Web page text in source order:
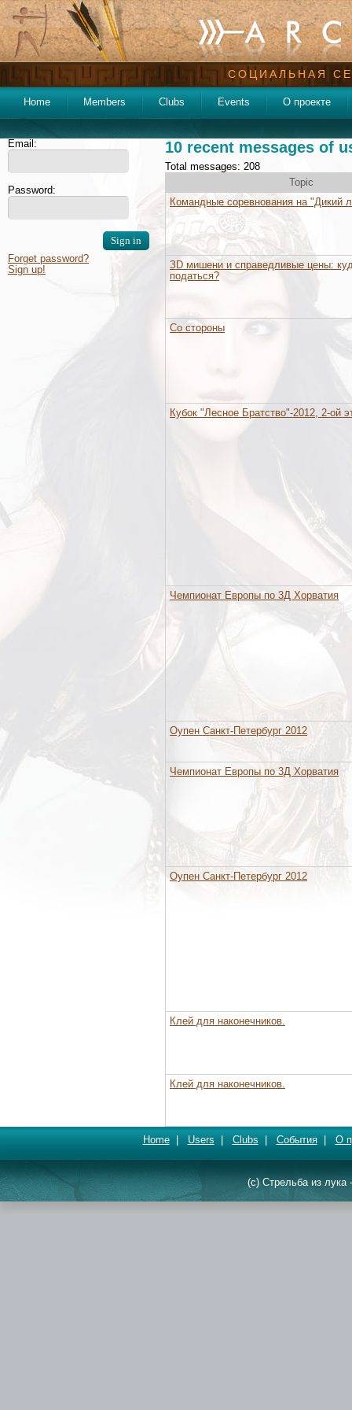
СОЦИАЛЬНАЯ
Home Members Clubs Events О проекте
Email:
Password:
Forget password?
Sign up!
10 recent messages of
Total messages: 208
Topic
Командные соревнования на "Дикий
ЗD мишени и справедливые цены:
податься?
Со стороны
Кубок "Лесное Братство"-2012, 2-ой
Чемпионат Европы по 3Д Хорватия
Оупен Санкт-Петербург 2012
Чемпионат Европы по 3Д Хорватия
Оупен Санкт-Петербург 2012
Клей для наконечников.
Клей для наконечников.
Home| Users Clubs События| О
(c) Стрельба из лука